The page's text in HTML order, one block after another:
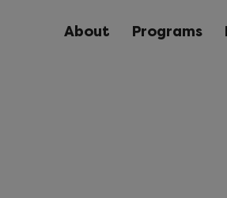
About Programs